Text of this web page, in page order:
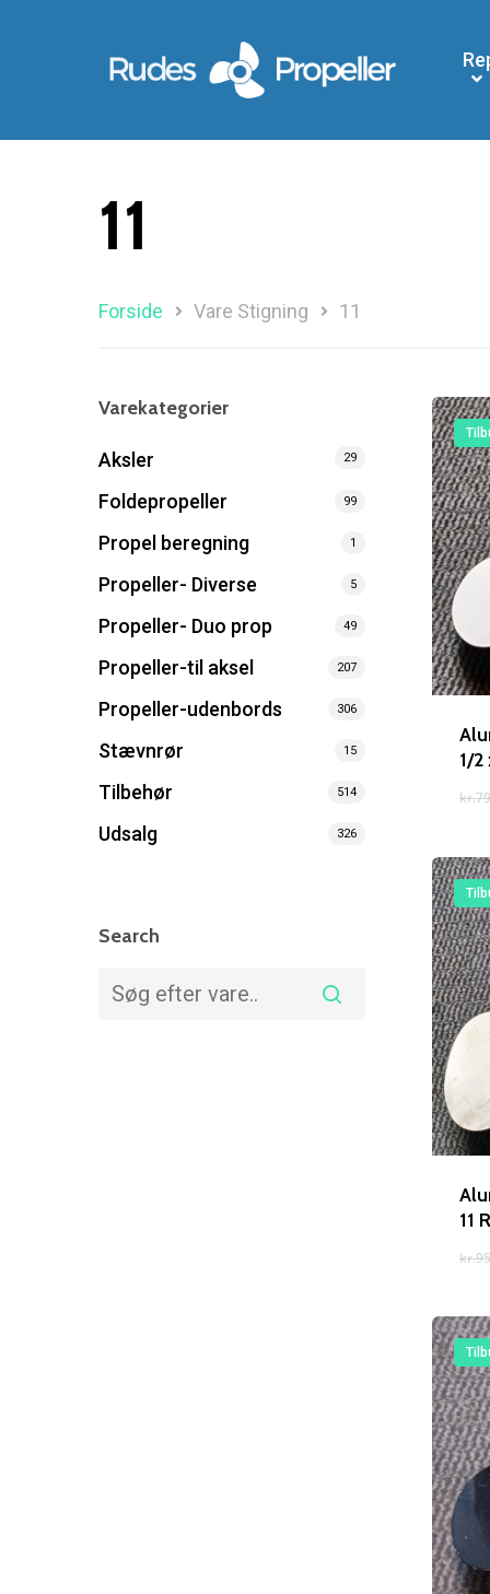
Søg efter et produkt, og tryk på enter
11
Forside Vare Stigning 11
Varekategorier
Aksler 29
Foldepropeller 99
Propel beregning 1
Propeller- Diverse 5
Propeller- Duo prop 49
Propeller-til aksel 207
Propeller-udenbords 306
Stævnrør 15
Tilbehør 514
Udsalg 326
Search
1/2
kr.
11 R
kr.